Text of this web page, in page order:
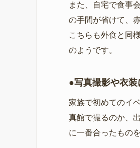
また、自宅で食事
の手間が省けて、
こちらも外食と同
のようです。
●写真撮影や衣
家族で初めてのイ
真館で撮るのか、
に一番合ったもの